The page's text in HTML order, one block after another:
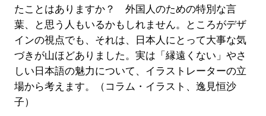
たことはありますか？ 外国人のための特別な言
葉、と思う人もいるかもしれません。ところがデザ
インの視点でも、それは、日本人にとって大事な気
づきが山ほどありました。実は「縁遠くない」やさ
しい日本語の魅力について、イラストレーターの立
場から考えます。（コラム・イラスト、逸見恒沙
子）